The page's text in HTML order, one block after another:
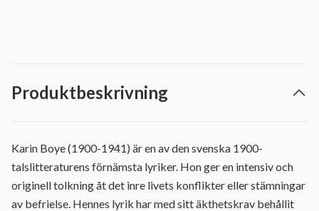
Produktbeskrivning
Karin Boye (1900-1941) är en av den svenska 1900-
talslitteraturens förnämsta lyriker. Hon ger en intensiv och
originell tolkning åt det inre livets konflikter eller stämningar
av befrielse. Hennes lyrik har med sitt äkthetskrav behållit